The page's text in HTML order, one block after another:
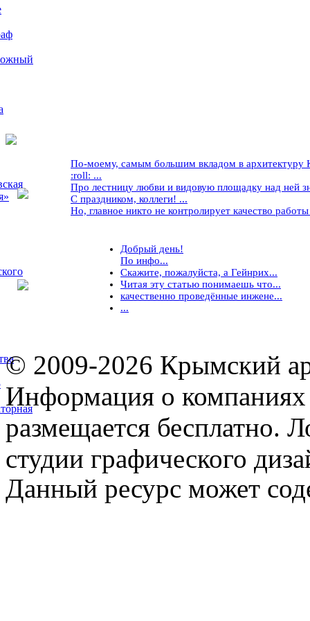
По-моему, самым большим вкладом в архитектуру
:roll: ...
Про лестницу любви и видовую площадку над ней
С праздником, коллеги! ...
Но, главное никто не контролирует качество
Добрый день!
По инфо...
Скажите, пожалуйста, а Гейнрих...
Читая эту статью понимаешь что...
качественно проведённые инжене...
...
© 2009-2026 Крымский
Информация о компаниях
размещается бесплатно.
студии графического
Данный ресурс может